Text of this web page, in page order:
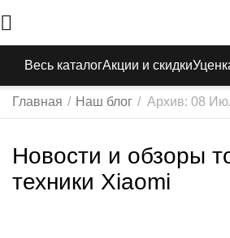
Весь каталогАкции и скидки
Главная / Наш блог / Архив: 08
Новости и обзоры
техники Xiaomi